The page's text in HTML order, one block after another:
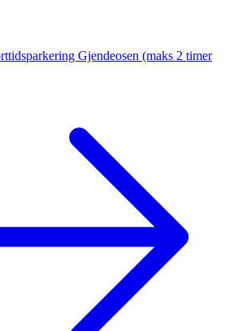
Gjendeosen (maks 2 timer